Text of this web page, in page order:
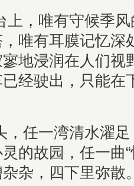
上，唯有守候季
唯有耳膜记忆深
地浸润在人们视
经驶出，只能在
，任一湾清水濯
的故园，任一曲
杂，四下里弥散